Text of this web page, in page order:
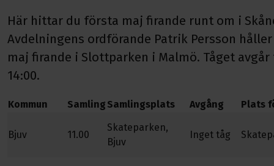
Här hittar du första maj firande runt om i
Avdelningens ordförande Patrik Persson
maj firande i Slottparken i Malmö. Tåget
14:00.
Kommun Samling Samlingsplats Avgång Plats
Bjuv 11.00
Skateparken,
Bjuv
Inget tåg